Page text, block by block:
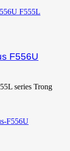
F556U
series Trong